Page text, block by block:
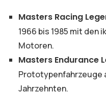
Masters Racing
1966 bis 1985 mit den
Motoren.
Masters Endurance
Prototypenfahrzeuge
Jahrzehnten.